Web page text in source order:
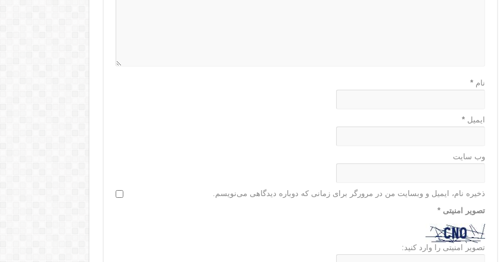
نام*
ایمیل*
وب‌ سایت
ذخیره نام، ایمیل و وبسایت من در مرورگر برای زمانی که دوباره دیدگاهی می‌نویسم.
تصویر امنیتی*
تصویر امنیتی را وارد کنید: